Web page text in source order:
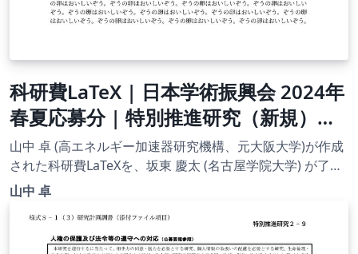
科研費LaTeX | 日本学術振興会 2024年
春夏応募分 | 特別推進研究（新規）・
日本語版その１ | 2024.04.12
山中 卓 (高エネルギー加速器研究機構、元大阪大学)が作成
された科研費LaTeXを、坂東 慶太 (名古屋学院大学) が了承
を得てテンプレート登録しています。 詳細はこちら↓をご
u.ac.jp/~taku/kakenhiLaTeX/
山中 卓